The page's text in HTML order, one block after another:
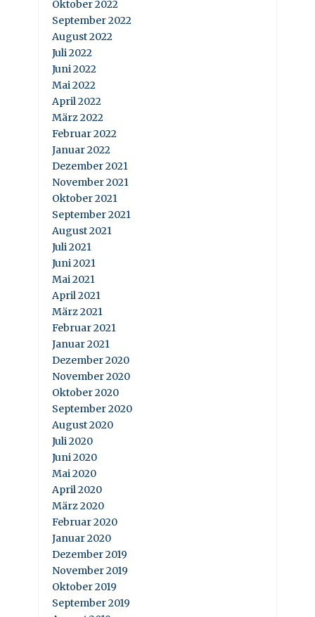
Oktober 2022
September 2022
August 2022
Juli 2022
Juni 2022
Mai 2022
April 2022
März 2022
Februar 2022
Januar 2022
Dezember 2021
November 2021
Oktober 2021
September 2021
August 2021
Juli 2021
Juni 2021
Mai 2021
April 2021
März 2021
Februar 2021
Januar 2021
Dezember 2020
November 2020
Oktober 2020
September 2020
August 2020
Juli 2020
Juni 2020
Mai 2020
April 2020
März 2020
Februar 2020
Januar 2020
Dezember 2019
November 2019
Oktober 2019
September 2019